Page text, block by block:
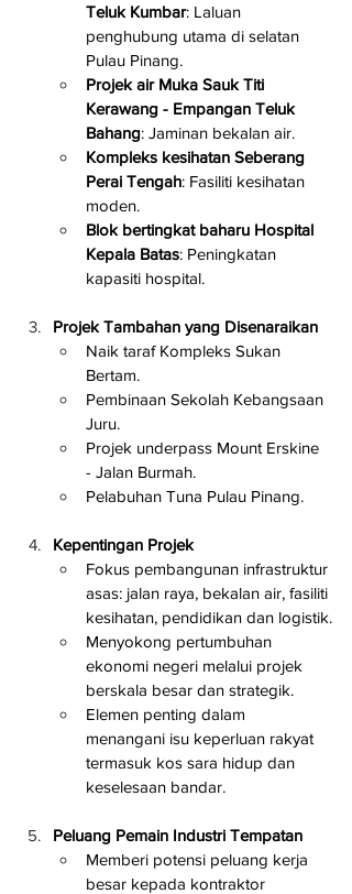
Teluk Kumbar: Laluan
penghubung utama di selatan
Pulau Pinang.
Projek air Muka Sauk Titi
Kerawang - Empangan Teluk
Bahang: Jaminan bekalan air.
Kompleks kesihatan Seberang
Perai Tengah: Fasiliti kesihatan
moden.
Blok bertingkat baharu Hospital
Kepala Batas: Peningkatan
kapasiti hospital.
Projek Tambahan yang Disenaraikan
Naik taraf Kompleks Sukan
Bertam.
Pembinaan Sekolah Kebangsaan
Juru.
Projek underpass Mount Erskine
- Jalan Burmah.
Pelabuhan Tuna Pulau Pinang.
Kepentingan Projek
Fokus pembangunan infrastruktur
asas: jalan raya, bekalan air, fasiliti
kesihatan, pendidikan dan logistik.
Menyokong pertumbuhan
ekonomi negeri melalui projek
berskala besar dan strategik.
Elemen penting dalam
menangani isu keperluan rakyat
termasuk kos sara hidup dan
keselesaan bandar.
Peluang Pemain Industri Tempatan
Memberi potensi peluang kerja
besar kepada kontraktor